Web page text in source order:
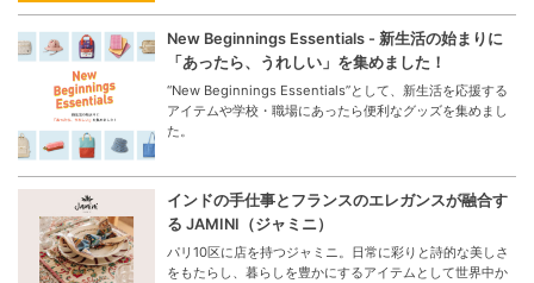
New Beginnings Essentials - 新生活の始まりに
「あったら、うれしい」を集めました！
“New Beginnings Essentials”として、新生活を応援する
アイテムや学校・職場にあったら便利なグッズを集めまし
た。
インドの手仕事とフランスのエレガンスが融合す
る JAMINI（ジャミニ）
パリ10区に店を持つジャミニ。日常に彩りと詩的な美しさ
をもたらし、暮らしを豊かにするアイテムとして世界中か